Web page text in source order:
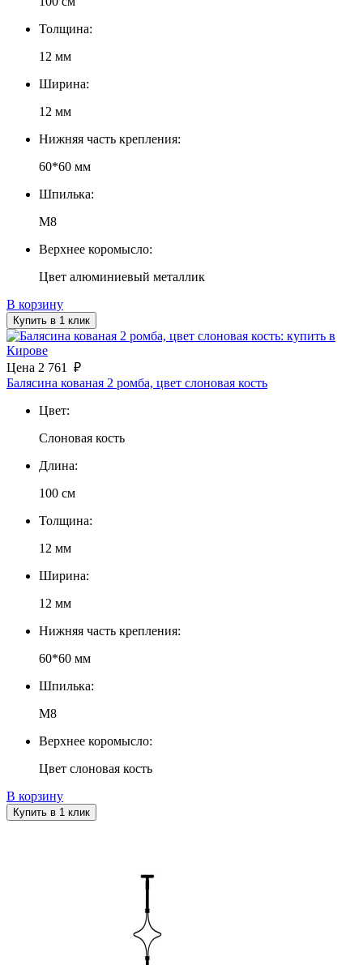
Толщина:
12 мм
Ширина:
12 мм
Нижняя часть крепления:
60*60 мм
Шпилька:
М8
Верхнее коромысло:
Цвет алюминиевый металлик
В корзину
Купить в 1 клик
Цена 2 761
₽
Балясина кованая 2 ромба, цвет слоновая кость
Цвет:
Слоновая кость
Длина:
100 см
Толщина:
12 мм
Ширина:
12 мм
Нижняя часть крепления:
60*60 мм
Шпилька:
М8
Верхнее коромысло:
Цвет слоновая кость
В корзину
Купить в 1 клик